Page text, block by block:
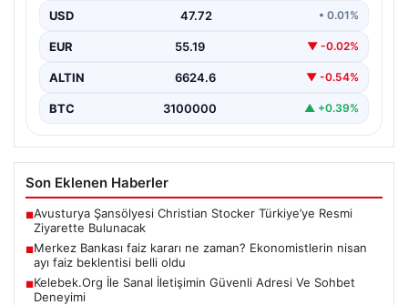
kurması kritik bir değer ifade etmektedir. Halen…
USD 47.72 • 0.01%
EUR 55.19 ▼ -0.02%
ALTIN 6624.6 ▼ -0.54%
BTC 3100000 ▲ +0.39%
Son Eklenen Haberler
■Avusturya Şansölyesi Christian Stocker Türkiye’ye Resmi
Ziyarette Bulunacak
■Merkez Bankası faiz kararı ne zaman? Ekonomistlerin nisan
ayı faiz beklentisi belli oldu
■Kelebek.Org İle Sanal İletişimin Güvenli Adresi Ve Sohbet
Deneyimi